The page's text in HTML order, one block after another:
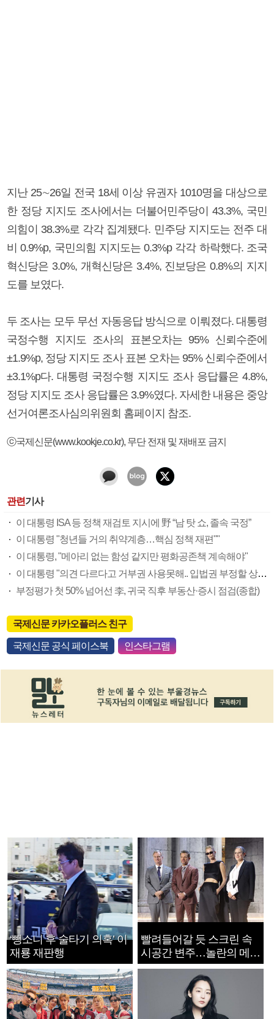
지난 25∼26일 전국 18세 이상 유권자 1010명을 대상으로
한 정당 지지도 조사에서는 더불어민주당이 43.3%, 국민
의힘이 38.3%로 각각 집계됐다. 민주당 지지도는 전주 대
비 0.9%p, 국민의힘 지지도는 0.3%p 각각 하락했다. 조국
혁신당은 3.0%, 개혁신당은 3.4%, 진보당은 0.8%의 지지
도를 보였다.
두 조사는 모두 무선 자동응답 방식으로 이뤄졌다. 대통령
국정수행 지지도 조사의 표본오차는 95% 신뢰수준에
±1.9%p, 정당 지지도 조사 표본 오차는 95% 신뢰수준에서
±3.1%p다. 대통령 국정수행 지지도 조사 응답률은 4.8%,
정당 지지도 조사 응답률은 3.9%였다. 자세한 내용은 중앙
선거여론조사심의위원회 홈페이지 참조.
ⓒ국제신문(www.kookje.co.kr), 무단 전재 및 재배포 금지
관련기사
이 대통령 ISA 등 정책 재검토 지시에 野 “남 탓 쇼, 졸속 국정”
이 대통령 "청년들 거의 취약계층…핵심 정책 재편""
이 대통령, "메아리 없는 함성 같지만 평화공존책 계속해야"
이 대통령 "의견 다르다고 거부권 사용못해.. 입법권 부정할 상황이라 보기 어려워"
부정평가 첫 50% 넘어선 李, 귀국 직후 부동산·증시 점검(종합)
국제신문 카카오플러스 친구
국제신문 공식 페이스북 인스타그램
‘뺑소니 후 술타기 의혹’ 이
재룡 재판행
빨려들어갈 듯 스크린 속
시공간 변주…놀란의 메시
지는 ‘전쟁 속죄’